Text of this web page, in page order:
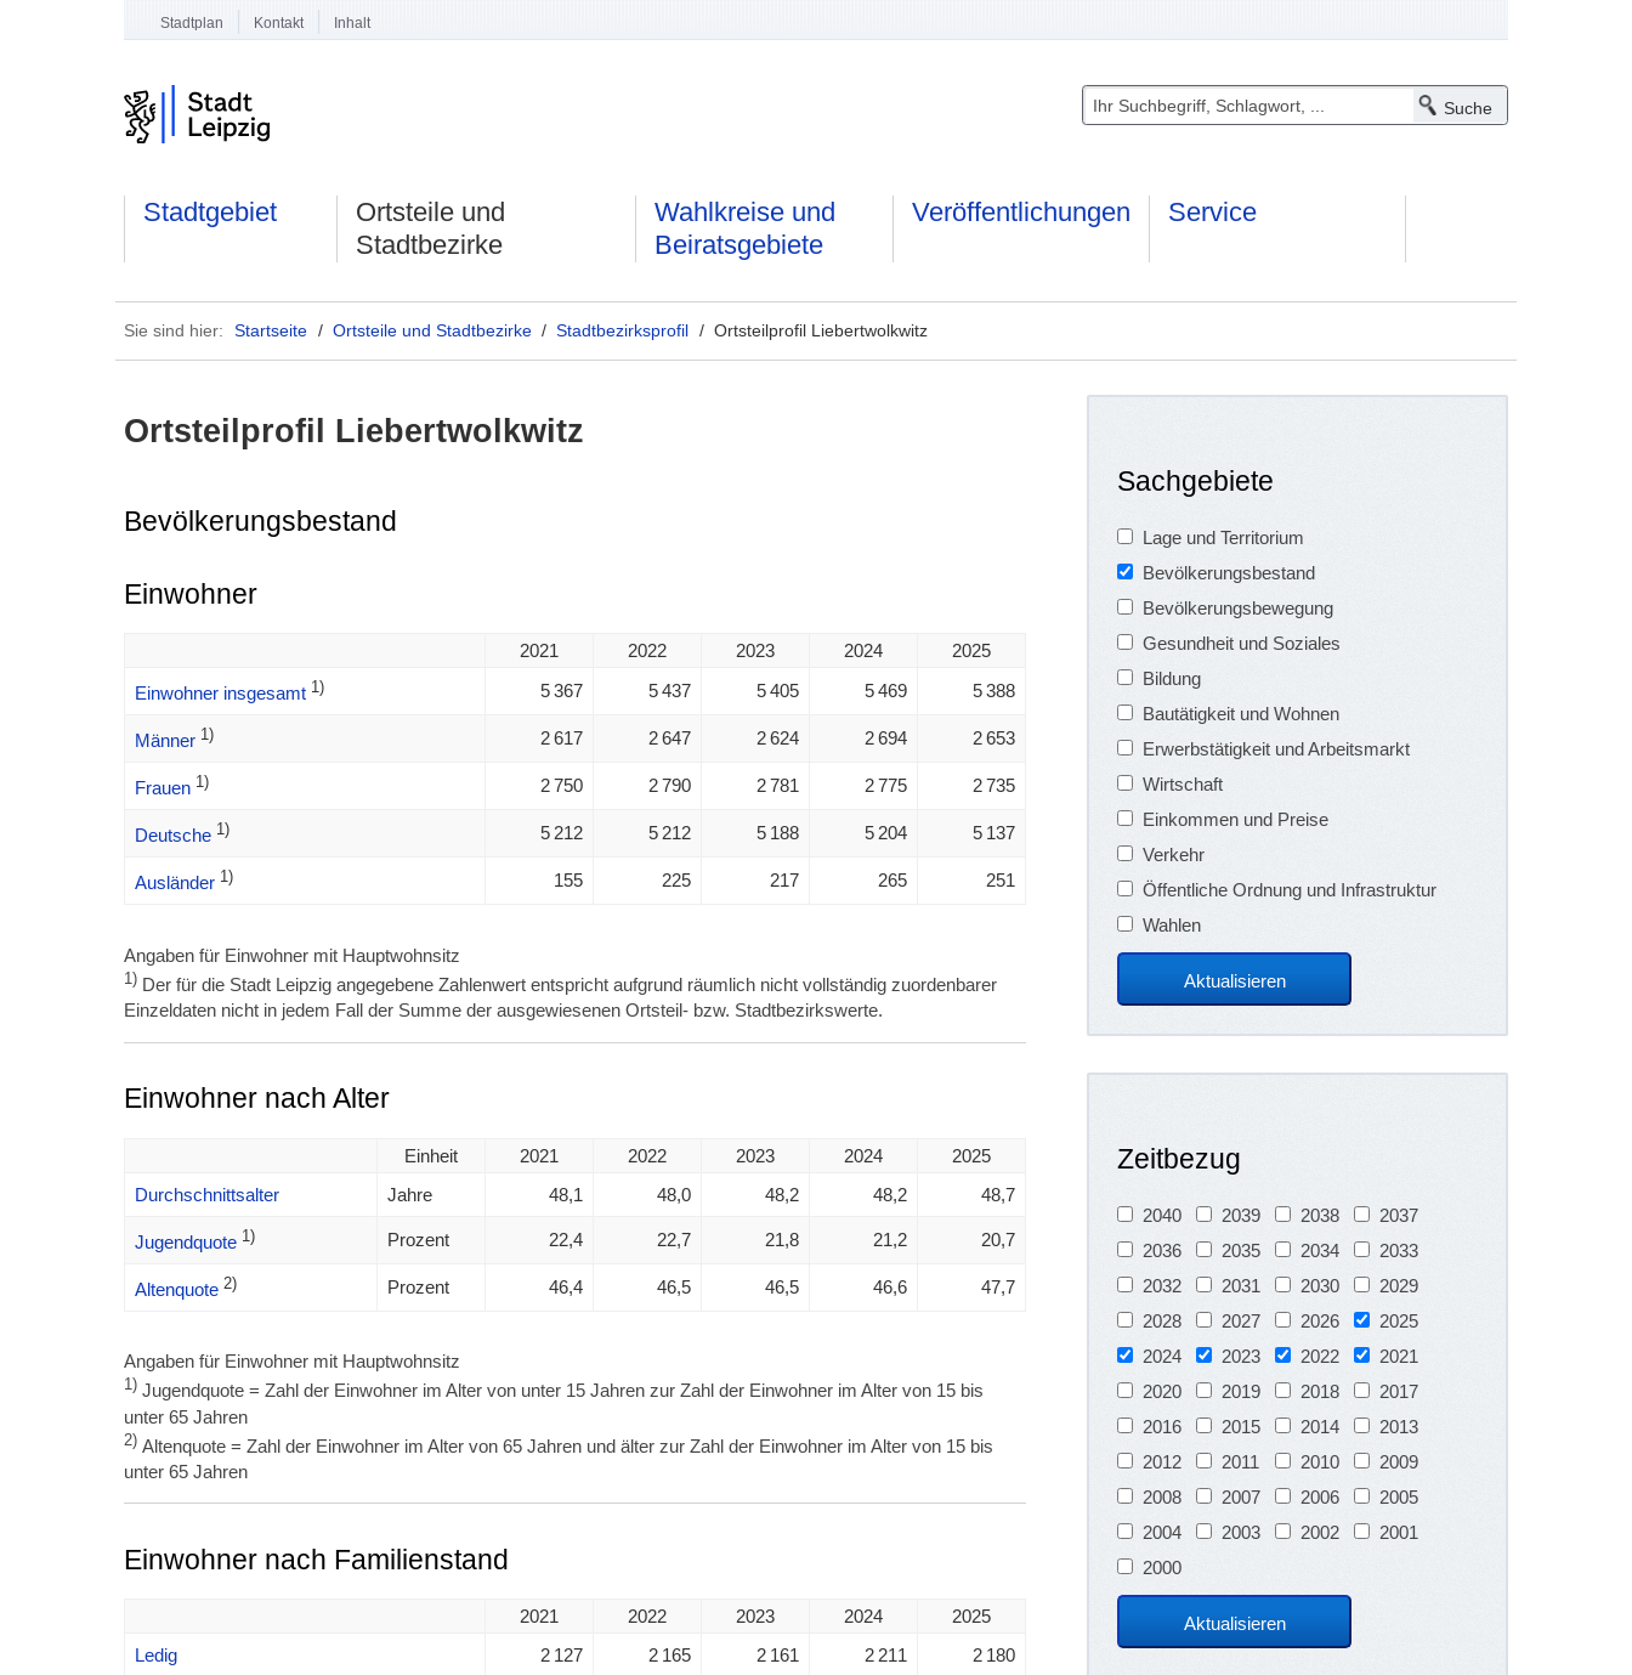
Stadtplan Kontakt Inhalt
Stadtgebiet
Ortsteile und
Stadtbezirke
Wahlkreise und
Beiratsgebiete
Veröffentlichungen Service
Sie sind hier: Startseite / Ortsteile und Stadtbezirke /Stadtbezirksprofil / Ortsteilprofil Liebertwolkwitz
Ortsteilprofil Liebertwolkwitz
Bevölkerungsbestand
Einwohner
2021 2022 2023 2024 2025
Einwohner insgesamt 1) 5 367 5 437 5 405 5 469 5 388
Männer 1) 2 617 2 647 2 624 2 694 2 653
Frauen 1) 2 750 2 790 2 781 2 775 2 735
Deutsche 1) 5 212 5 212 5 188 5 204 5 137
Ausländer 1) 155 225 217 265 251
Angaben für Einwohner mit Hauptwohnsitz
1) Der für die Stadt Leipzig angegebene Zahlenwert entspricht aufgrund räumlich nicht vollständig zuordenbarer
Einzeldaten nicht in jedem Fall der Summe der ausgewiesenen Ortsteil- bzw. Stadtbezirkswerte.
Einwohner nach Alter
Einheit 2021 2022 2023 2024
2025
Durchschnittsalter
Jahre 48,1 48,0 48,2 48,2 48,7
Jugendquote 1) Prozent 22,4 22,7 21,8 21,2 20,7
Altenquote 2) Prozent 46,4 46,5 46,5 46,6 47,7
Angaben für Einwohner mit Hauptwohnsitz
1) Jugendquote = Zahl der Einwohner im Alter von unter 15 Jahren zur Zahl der Einwohner im Alter von 15 bis
unter 65 Jahren
2) Altenquote = Zahl der Einwohner im Alter von 65 Jahren und älter zur Zahl der Einwohner im Alter von 15 bis
unter 65 Jahren
Einwohner nach Familienstand
2021 2022 2023 2024
2025
Ledig
2 127 2 165 2 161 2 211 2 180
Sachgebiete
Lage und Territorium
Bevölkerungsbestand
Bevölkerungsbewegung
Gesundheit und Soziales
Bildung
Bautätigkeit und Wohnen
Erwerbstätigkeit und Arbeitsmarkt
Wirtschaft
Einkommen und Preise
Verkehr
Öffentliche Ordnung und Infrastruktur
Wahlen
Zeitbezug
2040 2039 2038
2037
2036
2035 2034
2033
2032
2031 2030
2029
2028
2027 2026
2025
2024
2023 2022
2021
2020
2019 2018
2017
2016
2015 2014
2013
2012
2011 2010
2009
2008
2007 2006
2005
2004
2003 2002
2001
2000